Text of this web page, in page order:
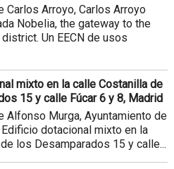
Carlos Arroyo, Carlos Arroyo
Nobelia, the gateway to the
Un EECN de usos
mixto en la calle Costanilla de
15 y calle Fúcar 6 y 8, Madrid
Alfonso Murga, Ayuntamiento de
dotacional mixto en la
los Desamparados 15 y calle...